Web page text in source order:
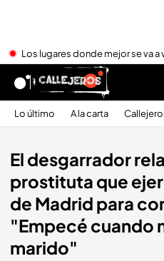
Los lugares donde mejor se va a
Lo último A la carta
El desgarrador
prostituta que
de Madrid para
"Empecé cuando
marido"